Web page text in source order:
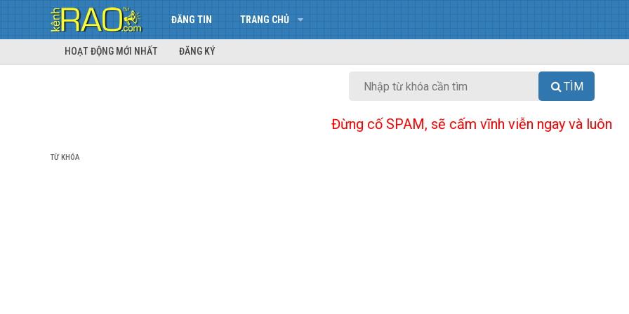
ĐĂNG TIN TRANG CHỦ
HOẠT ĐỘNG MỚI NHẤT ĐĂNG KÝ
TÌM
Đừng cố SPAM, sẽ cấm vĩnh viễn ngay và luôn
TỪ KHÓA